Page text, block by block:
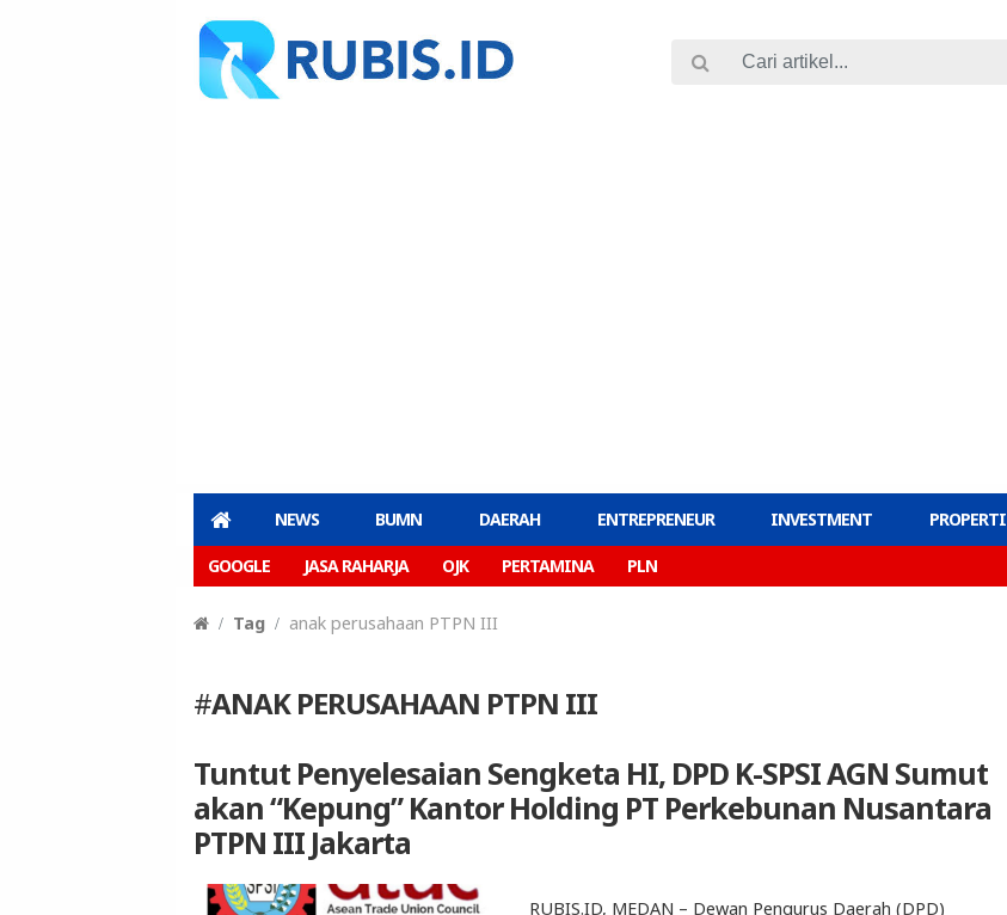
NEWS BUMN DAERAH ENTREPRENEUR INVESTMENT PROPERTI
GOOGLE JASA RAHARJA OJK PERTAMINA PLN
Tag anak perusahaan PTPN III
#ANAK PERUSAHAAN PTPN III
Tuntut Penyelesaian Sengketa HI, DPD K-SPSI AGN Sumut
akan “Kepung” Kantor Holding PT Perkebunan Nusantara
PTPN III Jakarta
RUBIS.ID, MEDAN – Dewan Pengurus Daerah (DPD)